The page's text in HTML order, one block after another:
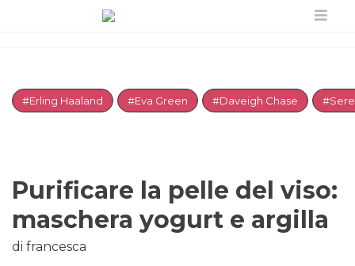
#Erling Haaland #Eva Green #Daveigh Chase
Purificare la pelle del viso:
maschera yogurt e argilla
di francesca